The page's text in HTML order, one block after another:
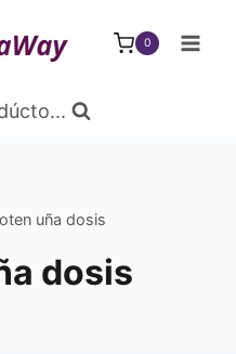
0
uña dosis
dosis